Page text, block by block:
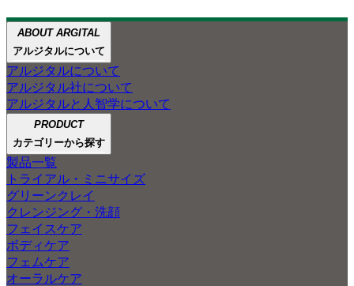
ABOUT ARGITAL
アルジタルについて
アルジタルについて
アルジタル社について
アルジタルと人智学について
PRODUCT
カテゴリーから探す
製品一覧
トライアル・ミニサイズ
グリーンクレイ
クレンジング・洗顔
フェイスケア
ボディケア
フェムケア
オーラルケア